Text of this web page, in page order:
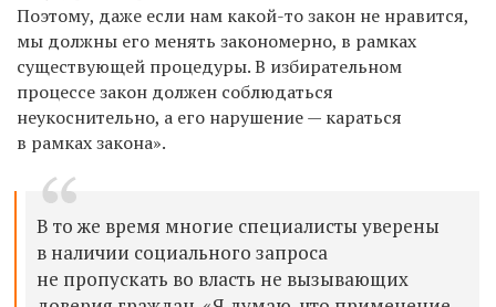
Поэтому, даже если нам какой-то закон не нравится,
мы должны его менять закономерно, в рамках
существующей процедуры. В избирательном
процессе закон должен соблюдаться
неукоснительно, а его нарушение — караться
в рамках закона».
В то же время многие специалисты уверены
в наличии социального запроса
не пропускать во власть не вызывающих